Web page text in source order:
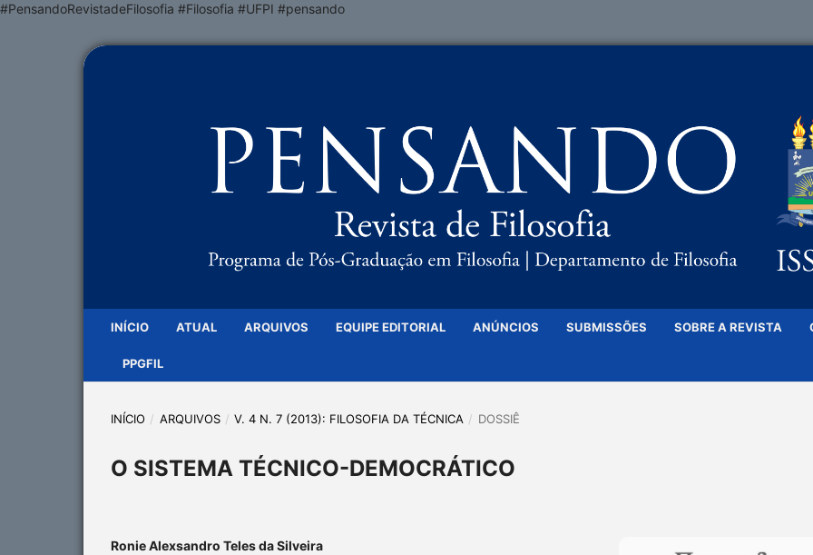
#PensandoRevistadeFilosofia #Filosofia #UFPI #pensando
INÍCIO ATUAL ARQUIVOS EQUIPE EDITORIAL ANÚNCIOS SUBMISSÕES SOBRE A REVISTA
PPGFIL
INÍCIO / ARQUIVOS / V. 4 N. 7 (2013): FILOSOFIA DA TÉCNICA / DOSSIÊ
O SISTEMA TÉCNICO-DEMOCRÁTICO
Ronie Alexsandro Teles da Silveira